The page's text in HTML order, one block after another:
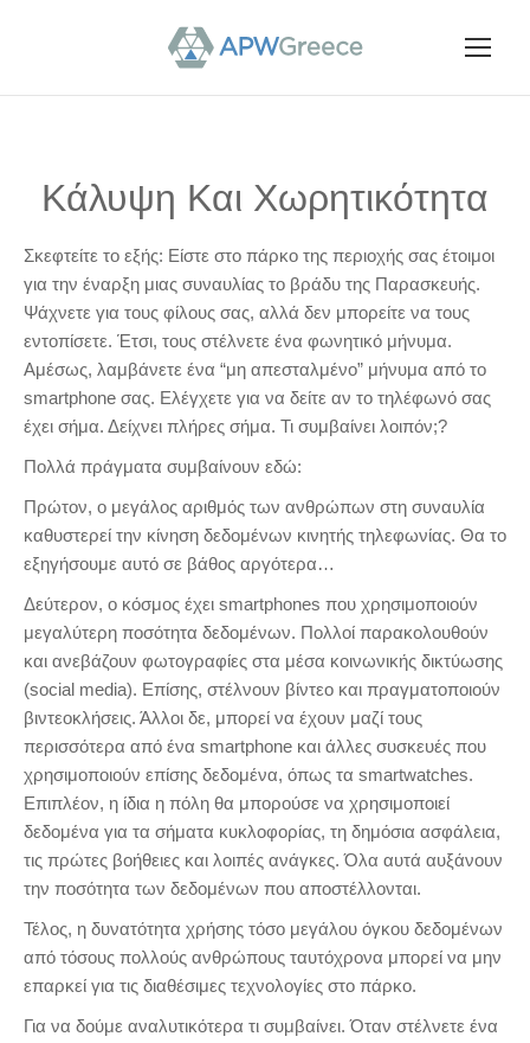
Κάλυψη Και Χωρητικότητα
Σκεφτείτε το εξής: Είστε στο πάρκο της περιοχής σας έτοιμοι
για την έναρξη μιας συναυλίας το βράδυ της Παρασκευής.
Ψάχνετε για τους φίλους σας, αλλά δεν μπορείτε να τους
εντοπίσετε. Έτσι, τους στέλνετε ένα φωνητικό μήνυμα.
Αμέσως, λαμβάνετε ένα “μη απεσταλμένο” μήνυμα από το
smartphone σας. Ελέγχετε για να δείτε αν το τηλέφωνό σας
έχει σήμα. Δείχνει πλήρες σήμα. Τι συμβαίνει λοιπόν;?
Πολλά πράγματα συμβαίνουν εδώ:
Πρώτον, ο μεγάλος αριθμός των ανθρώπων στη συναυλία
καθυστερεί την κίνηση δεδομένων κινητής τηλεφωνίας. Θα το
εξηγήσουμε αυτό σε βάθος αργότερα…
Δεύτερον, ο κόσμος έχει smartphones που χρησιμοποιούν
μεγαλύτερη ποσότητα δεδομένων. Πολλοί παρακολουθούν
και ανεβάζουν φωτογραφίες στα μέσα κοινωνικής δικτύωσης
(social media). Επίσης, στέλνουν βίντεο και πραγματοποιούν
βιντεοκλήσεις. Άλλοι δε, μπορεί να έχουν μαζί τους
περισσότερα από ένα smartphone και άλλες συσκευές που
χρησιμοποιούν επίσης δεδομένα, όπως τα smartwatches.
Επιπλέον, η ίδια η πόλη θα μπορούσε να χρησιμοποιεί
δεδομένα για τα σήματα κυκλοφορίας, τη δημόσια ασφάλεια,
τις πρώτες βοήθειες και λοιπές ανάγκες. Όλα αυτά αυξάνουν
την ποσότητα των δεδομένων που αποστέλλονται.
Τέλος, η δυνατότητα χρήσης τόσο μεγάλου όγκου δεδομένων
από τόσους πολλούς ανθρώπους ταυτόχρονα μπορεί να μην
επαρκεί για τις διαθέσιμες τεχνολογίες στο πάρκο.
Για να δούμε αναλυτικότερα τι συμβαίνει. Όταν στέλνετε ένα